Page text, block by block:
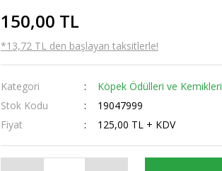
150,00 TL
*13,72 TL den başlayan taksitlerle!
Kategori
Köpek Ödülleri ve Kemikleri
Stok Kodu
19047999
Fiyat
125,00 TL + KDV